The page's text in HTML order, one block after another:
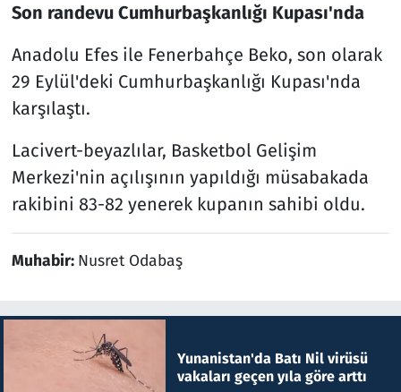
Son randevu Cumhurbaşkanlığı Kupası'nda
Anadolu Efes ile Fenerbahçe Beko, son olarak
29 Eylül'deki Cumhurbaşkanlığı Kupası'nda
karşılaştı.
Lacivert-beyazlılar, Basketbol Gelişim
Merkezi'nin açılışının yapıldığı müsabakada
rakibini 83-82 yenerek kupanın sahibi oldu.
Muhabir: Nusret Odabaş
Yunanistan'da Batı Nil virüsü
vakaları geçen yıla göre arttı